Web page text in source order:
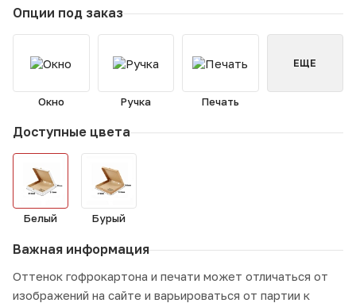
Опции под заказ
Окно Ручка Печать
ЕЩЕ
Доступные цвета
Белый Бурый
Важная информация
Оттенок гофрокартона и печати может отличаться от
изображений на сайте и варьироваться от партии к